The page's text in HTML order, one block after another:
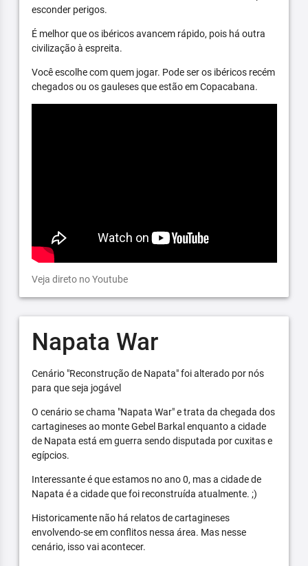
esconder perigos.
É melhor que os ibéricos avancem rápido, pois há outra
civilização à espreita.
Você escolhe com quem jogar. Pode ser os ibéricos recém
chegados ou os gauleses que estão em Copacabana.
Veja direto no Youtube
Napata War
Cenário "Reconstrução de Napata" foi alterado por nós
para que seja jogável
O cenário se chama "Napata War" e trata da chegada dos
cartagineses ao monte Gebel Barkal enquanto a cidade
de Napata está em guerra sendo disputada por cuxitas e
egípcios.
Interessante é que estamos no ano 0, mas a cidade de
Napata é a cidade que foi reconstruída atualmente. ;)
Historicamente não há relatos de cartagineses
envolvendo-se em conflitos nessa área. Mas nesse
cenário, isso vai acontecer.